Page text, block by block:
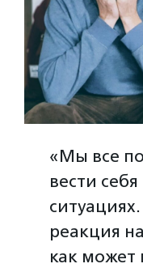
«Мы все
вести
реакция
как может